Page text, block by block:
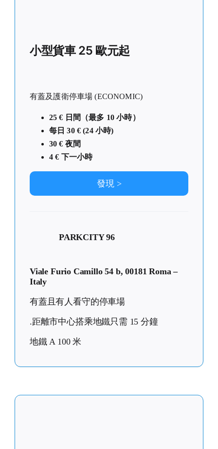
小型貨車 25 歐元起
有蓋及護衛停車場 (ECONOMIC)
25 € 日間（最多 10 小時）
每日 30 € (24 小時)
30 € 夜間
4 € 下一小時
發現 >
PARKCITY 96
Viale Furio Camillo 54 b, 00181 Roma –
Italy
有蓋且有人看守的停車場
.距離市中心搭乘地鐵只需 15 分鐘
地鐵 A 100 米